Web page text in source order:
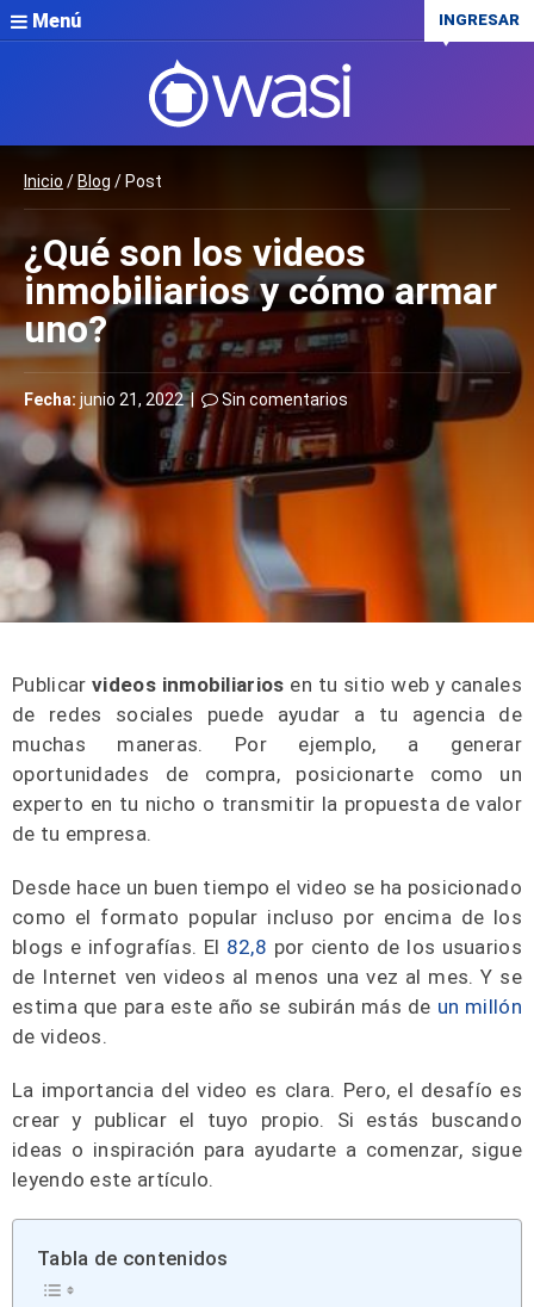
Menú INGRESAR
Inicio / Blog / Post
¿Qué son los videos
inmobiliarios y cómo armar
uno?
Fecha: junio 21, 2022 | Sin comentarios
Publicarvideos inmobiliarios en tu sitio web y canales
de redes sociales puede ayudar a tu agencia de
muchas maneras. Por ejemplo, a generar
oportunidades de compra, posicionarte como un
experto en tu nicho o transmitir la propuesta de valor
de tu empresa.
Desde hace un buen tiempo el video se ha posicionado
como el formato popular incluso por encima de los
blogs e infografías. El 82,8 por ciento de los usuarios
de Internet ven videos al menos una vez al mes. Y se
estima que para este año se subirán más de un millón
de videos.
La importancia del video es clara. Pero, el desafío es
crear y publicar el tuyo propio. Si estás buscando
ideas o inspiración para ayudarte a comenzar, sigue
leyendo este artículo.
Tabla de contenidos